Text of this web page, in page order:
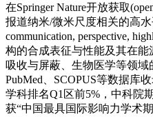
在Springer Nature开放获取
报道纳米/微米尺度相关的高水
communication, perspective,
构的合成表征与性能及其在
吸收与屏蔽、生物医学等领域
PubMed、SCOPUS等数据库
学科排名Q1区前5%，中科院
获“中国最具国际影响力学术